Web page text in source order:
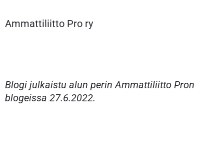
Ammattiliitto Pro ry
Blogi julkaistu alun perin Ammattiliitto Pron
blogeissa 27.6.2022.